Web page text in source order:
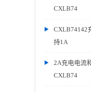
CXLB74
CXLB74142
持1A
2A充电电流
CXLB74